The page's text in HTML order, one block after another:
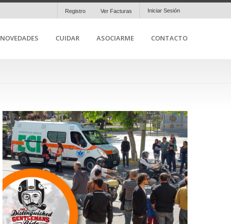
Registro Ver Facturas Iniciar Sesión
NOVEDADES CUIDAR ASOCIARME CONTACTO